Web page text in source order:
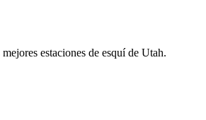
estaciones de esquí de Utah.